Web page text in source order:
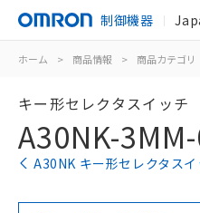
制御機器
ホーム > 商品情報 > 商品カテゴリ
キー形セレクタスイッチ
A30NK-
A30NK キー形セレクタス